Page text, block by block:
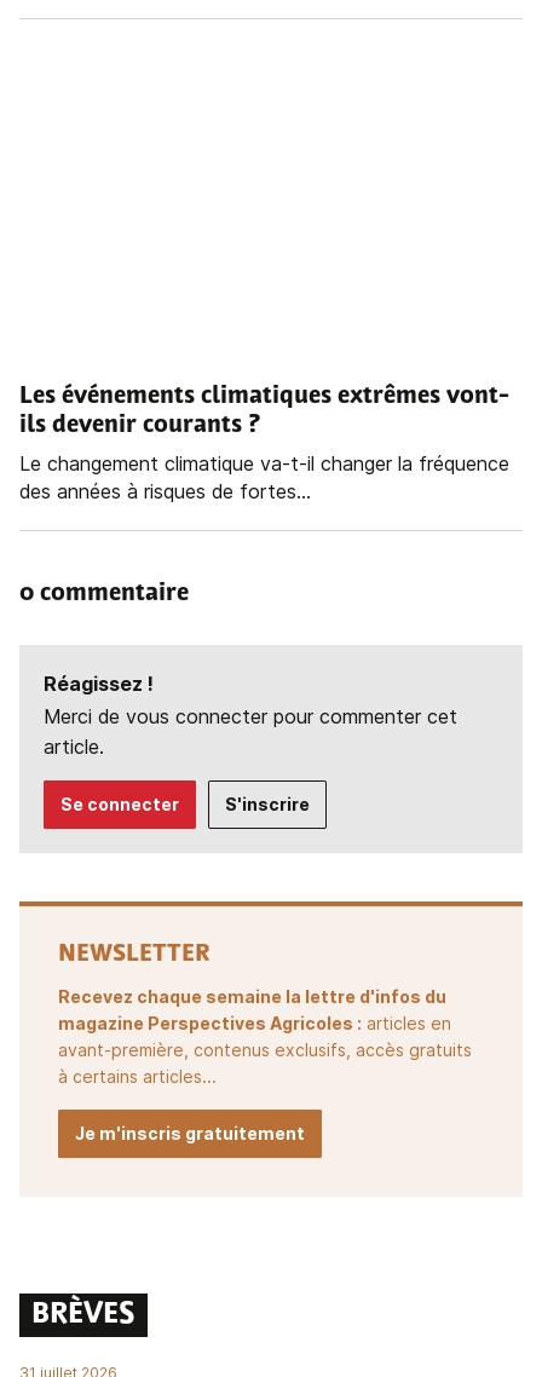
Les événements climatiques extrêmes vont-
ils devenir courants ?
Le changement climatique va-t-il changer la fréquence
des années à risques de fortes...
0 commentaire
Réagissez !
Merci de vous connecter pour commenter cet
article.
Se connecter S'inscrire
NEWSLETTER
Recevez chaque semaine la lettre d'infos du
magazine Perspectives Agricoles : articles en
avant-première, contenus exclusifs, accès gratuits
à certains articles...
Je m'inscris gratuitement
BRÈVES
31 juillet 2026